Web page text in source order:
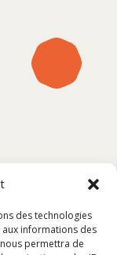
des technologies
informations des
permettra de